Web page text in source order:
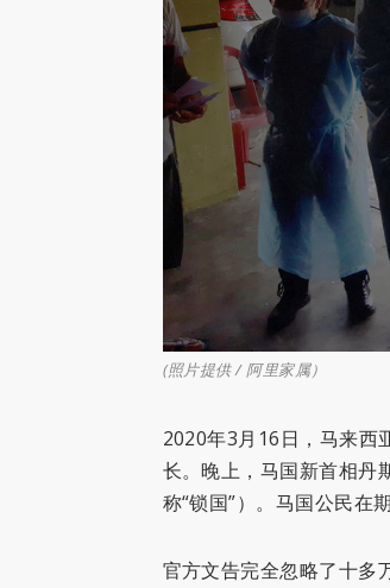
(照片提供 / 阿里家属）
2020年3月16日，马来西
长。晚上，马国新首相
称“锁国”）。马国公民在
官方文告完全忽略了十